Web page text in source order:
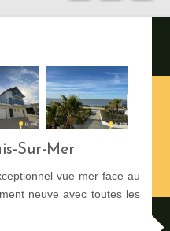
Sur-Mer
vue mer face au
neuve avec toutes les